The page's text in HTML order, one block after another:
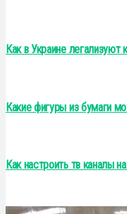
Как в Украине
Какие фигуры из бумаги
Как настроить тв каналы